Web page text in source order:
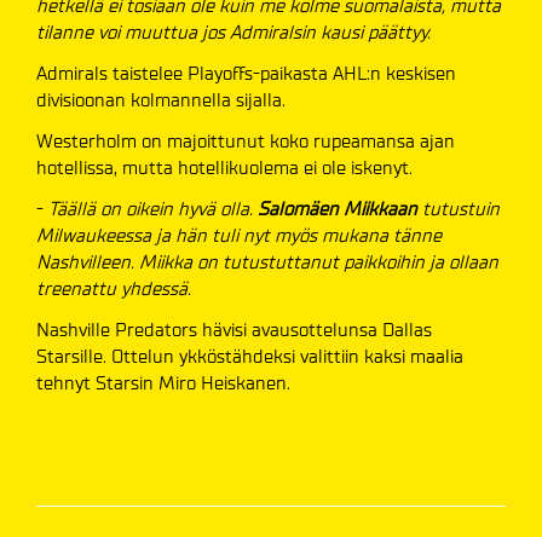
hetkellä ei tosiaan ole kuin me kolme suomalaista, mutta
tilanne voi muuttua jos Admiralsin kausi päättyy.
Admirals taistelee Playoffs-paikasta AHL:n keskisen
divisioonan kolmannella sijalla.
Westerholm on majoittunut koko rupeamansa ajan
hotellissa, mutta hotellikuolema ei ole iskenyt.
- Täällä on oikein hyvä olla. Salomäen Miikkaantutustuin
Milwaukeessa ja hän tuli nyt myös mukana tänne
Nashvilleen. Miikka on tutustuttanut paikkoihin ja ollaan
treenattu yhdessä.
Nashville Predators hävisi avausottelunsa Dallas
Starsille. Ottelun ykköstähdeksi valittiin kaksi maalia
tehnyt Starsin Miro Heiskanen.